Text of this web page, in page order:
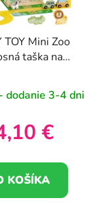
TOY Mini Zoo
taška na
dodanie 3-4 dni
€
KOŠÍKA